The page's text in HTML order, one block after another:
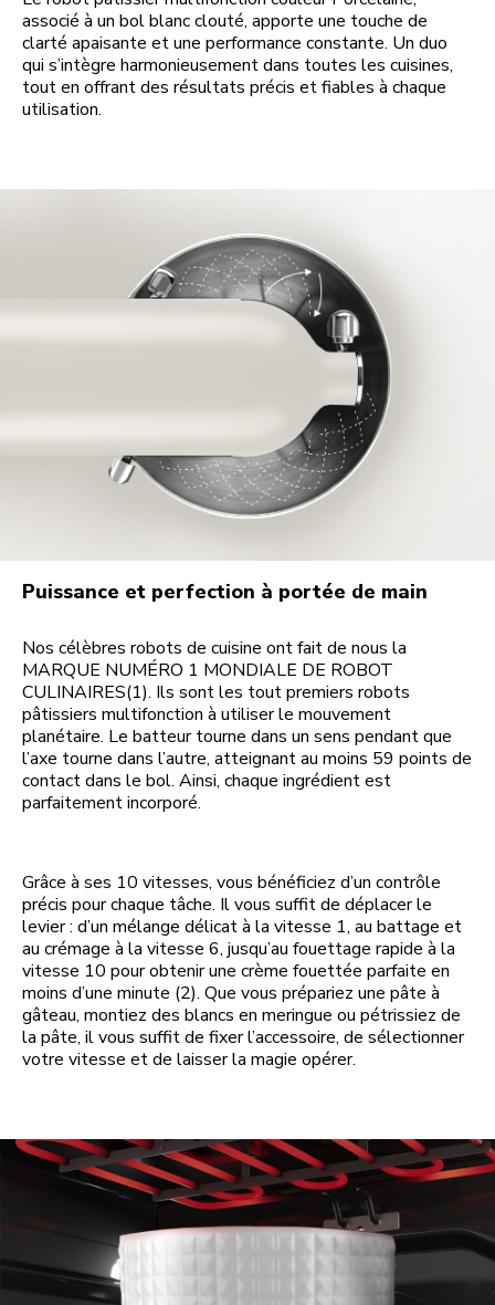
associé à un bol blanc clouté, apporte une touche de
clarté apaisante et une performance constante. Un duo
qui s’intègre harmonieusement dans toutes les cuisines,
tout en offrant des résultats précis et fiables à chaque
utilisation.
Puissance et perfection à portée de main
Nos célèbres robots de cuisine ont fait de nous la
MARQUE NUMÉRO 1 MONDIALE DE ROBOT
CULINAIRES(1). Ils sont les tout premiers robots
pâtissiers multifonction à utiliser le mouvement
planétaire. Le batteur tourne dans un sens pendant que
l’axe tourne dans l’autre, atteignant au moins 59 points de
contact dans le bol. Ainsi, chaque ingrédient est
parfaitement incorporé.
Grâce à ses 10 vitesses, vous bénéficiez d’un contrôle
précis pour chaque tâche. Il vous suffit de déplacer le
levier : d’un mélange délicat à la vitesse 1, au battage et
au crémage à la vitesse 6, jusqu’au fouettage rapide à la
vitesse 10 pour obtenir une crème fouettée parfaite en
moins d’une minute (2). Que vous prépariez une pâte à
gâteau, montiez des blancs en meringue ou pétrissiez de
la pâte, il vous suffit de fixer l’accessoire, de sélectionner
votre vitesse et de laisser la magie opérer.